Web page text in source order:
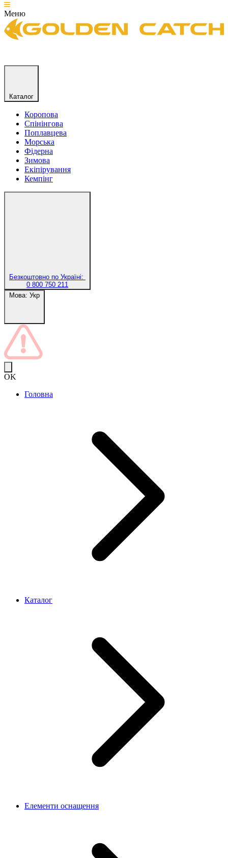
Меню
Каталог
Коропова
Спінінгова
Поплавцева
Морська
Фідерна
Зимова
Екіпірування
Кемпінг
Безкоштовно по Україні:
0 800 750 211
Мова: Укр
OK
Головна
Каталог
Елементи оснащення